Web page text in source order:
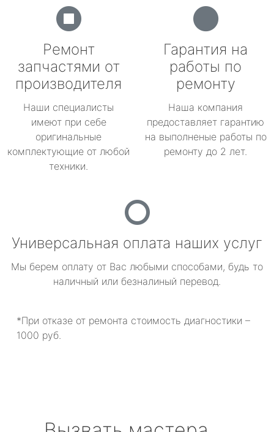
Ремонт
запчастями от
производителя
Наши специалисты
имеют при себе
оригинальные
комплектующие от любой
техники.
Гарантия на
работы по
ремонту
Наша компания
предоставляет гарантию
на выполненые работы по
ремонту до 2 лет.
Универсальная оплата наших услуг
Мы берем оплату от Вас любыми способами, будь то
наличный или безналиный перевод.
*При отказе от ремонта стоимость диагностики –
1000 руб.